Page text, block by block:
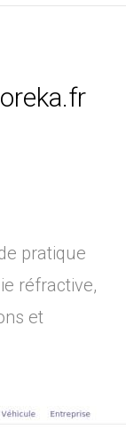
pratique
réfractive,
et